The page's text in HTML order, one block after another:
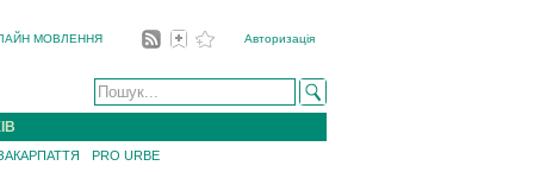
МОВЛЕННЯ
Авторизація
PRO URBE